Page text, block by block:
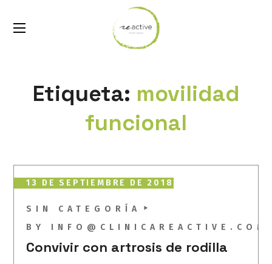
Etiqueta: movilidad
funcional
13 DE SEPTIEMBRE DE 2018
SIN CATEGORÍA
BY INFO@CLINICAREACTIVE.COM
Convivir con artrosis de rodilla